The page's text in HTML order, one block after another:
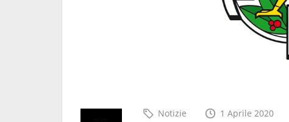
Notizie 1 Aprile 2020